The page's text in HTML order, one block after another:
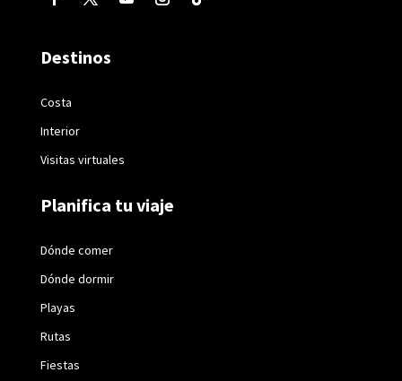
Destinos
Costa
Interior
Visitas virtuales
Planifica tu viaje
Dónde comer
Dónde dormir
Playas
Rutas
Fiestas